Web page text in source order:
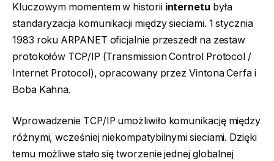
Kluczowym momentem w historii internetu była
standaryzacja komunikacji między sieciami. 1 stycznia
1983 roku ARPANET oficjalnie przeszedł na zestaw
protokołów TCP/IP (Transmission Control Protocol /
Internet Protocol), opracowany przez Vintona Cerfa i
Boba Kahna.
Wprowadzenie TCP/IP umożliwiło komunikację między
różnymi, wcześniej niekompatybilnymi sieciami. Dzięki
temu możliwe stało się tworzenie jednej globalnej